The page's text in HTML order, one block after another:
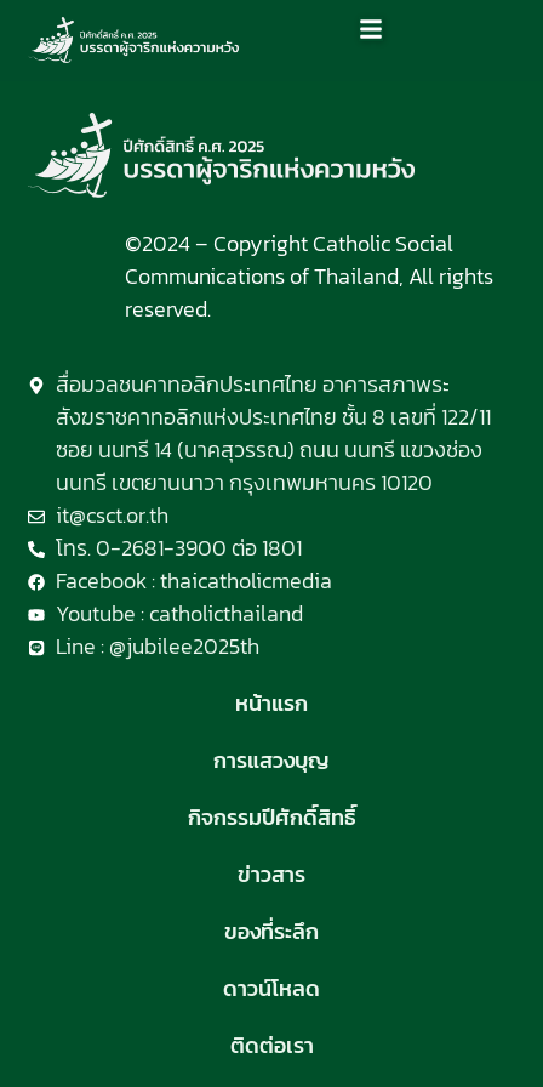
©2024 – Copyright Catholic Social
Communications of Thailand, All rights
reserved.
สื่อมวลชนคาทอลิกประเทศไทย อาคารสภาพระ
สังฆราชคาทอลิกแห่งประเทศไทย ชั้น 8 เลขที่ 122/11
ซอย นนทรี 14 (นาคสุวรรณ) ถนน นนทรี แขวงช่อง
นนทรี เขตยานนาวา กรุงเทพมหานคร 10120
it@csct.or.th
โทร. 0-2681-3900 ต่อ 1801
Facebook : thaicatholicmedia
Youtube : catholicthailand
Line : @jubilee2025th
หน้าแรก
การแสวงบุญ
กิจกรรมปีศักดิ์สิทธิ์
ข่าวสาร
ของที่ระลึก
ดาวน์โหลด
ติดต่อเรา